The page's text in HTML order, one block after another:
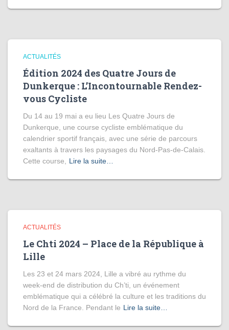
ACTUALITÉS
Édition 2024 des Quatre Jours de
Dunkerque : L’Incontournable Rendez-
vous Cycliste
Du 14 au 19 mai a eu lieu Les Quatre Jours de
Dunkerque, une course cycliste emblématique du
calendrier sportif français, avec une série de parcours
exaltants à travers les paysages du Nord-Pas-de-Calais.
Cette course,
Lire la suite…
ACTUALITÉS
Le Chti 2024 – Place de la République à
Lille
Les 23 et 24 mars 2024, Lille a vibré au rythme du
week-end de distribution du Ch’ti, un événement
emblématique qui a célébré la culture et les traditions du
Nord de la France. Pendant le Lire la suite…